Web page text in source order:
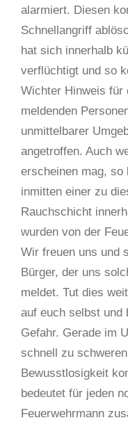
alarmiert. Diesen
Schnellangriff
hat sich innerhalb
verflüchtigt und so
Wichter Hinweis für
meldenden
unmittelbarer
angetroffen. Auch
erscheinen mag, so
inmitten einer zu
Rauchschicht
wurden von der
Wir freuen uns und
Bürger, der uns
meldet. Tut dies
auf euch selbst und
Gefahr. Gerade im
schnell zu
Bewusstlosigkeit
bedeutet für jeden
Feuerwehrmann